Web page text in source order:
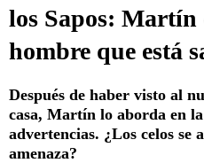
los Sapos: Martín
hombre que está
Después de haber visto al
casa, Martín lo aborda en
advertencias. ¿Los celos se
amenaza?